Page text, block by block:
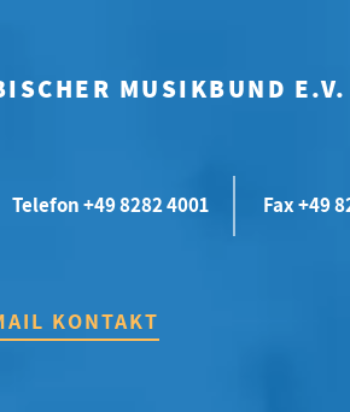
MUSIKBUND E.V.
Telefon +49 8282 4001 Fax +49
KONTAKT